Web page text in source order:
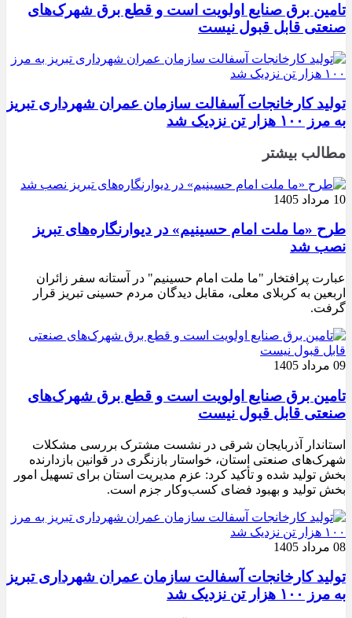
تامین برق صنایع اولویت است و قطع برق شهرک‌های
صنعتی قابل قبول نیست
تولید کارخانجات آسفالت سازمان عمران شهرداری تبریز
به مرز ۱۰۰ هزار تن نزدیک شد
مطالب بیشتر
10 مرداد 1405
طرح «ما ملت امام حسینیم» در دیوارنگاره‌های تبریز
نصب شد
عبارت پرافتخار "ما ملت امام حسینیم" در آستانه سفر زائران
اربعین به کربلای معلی، مقابل دیدگان مردم حسینی تبریز قرار
گرفت.
09 مرداد 1405
تامین برق صنایع اولویت است و قطع برق شهرک‌های
صنعتی قابل قبول نیست
استاندار آذربایجان شرقی در نشست مشترک بررسی مشکلات
شهرک‌های صنعتی استان، خواستار بازنگری در قوانین بازدارنده
بخش تولید شده و تأکید کرد: عزم مدیریت استان برای تسهیل امور
بخش تولید و بهبود فضای کسب‌وکار جزم است.
08 مرداد 1405
تولید کارخانجات آسفالت سازمان عمران شهرداری تبریز
به مرز ۱۰۰ هزار تن نزدیک شد